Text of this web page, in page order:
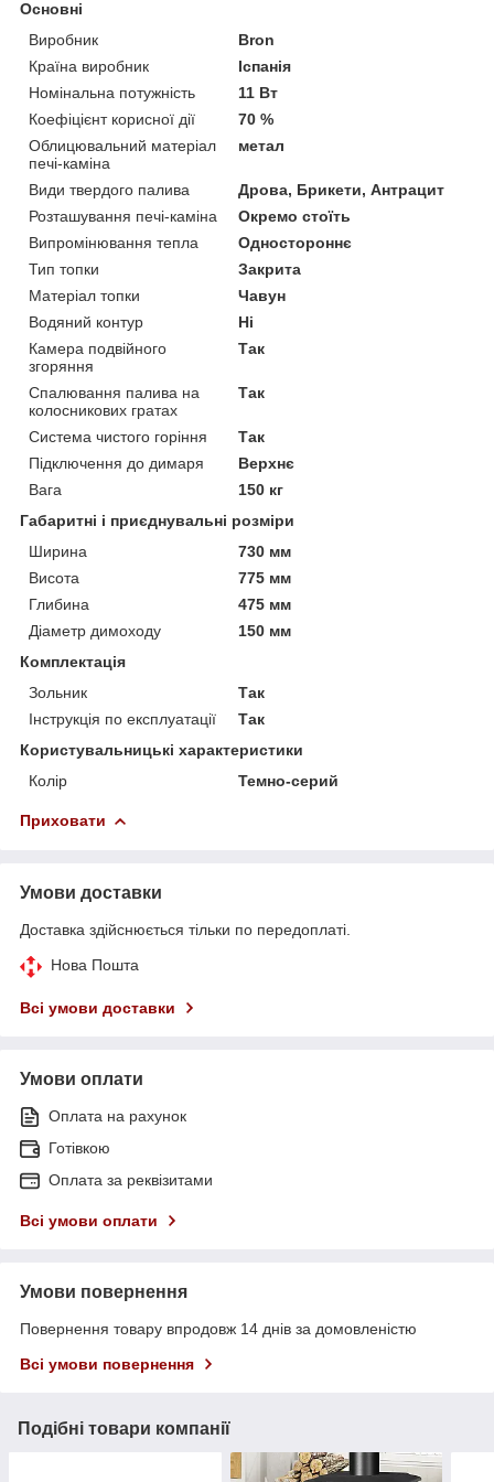
Основні
Виробник
Bron
Країна виробник
Іспанія
Номінальна потужність
11 Вт
Коефіцієнт корисної дії
70 %
Облицювальний матеріал
печі-каміна
метал
Види твердого палива
Дрова, Брикети, Антрацит
Розташування печі-каміна
Окремо стоїть
Випромінювання тепла
Одностороннє
Тип топки
Закрита
Матеріал топки
Чавун
Водяний контур
Ні
Камера подвійного
згоряння
Так
Спалювання палива на
колосникових гратах
Так
Система чистого горіння
Так
Підключення до димаря
Верхнє
Вага
150 кг
Габаритні і приєднувальні розміри
Ширина
730 мм
Висота
775 мм
Глибина
475 мм
Діаметр димоходу
150 мм
Комплектація
Зольник
Так
Інструкція по експлуатації
Так
Користувальницькі характеристики
Колір
Темно-серий
Приховати
Умови доставки
Доставка здійснюється тільки по передоплаті.
Нова Пошта
Всі умови доставки
Умови оплати
Оплата на рахунок
Готівкою
Оплата за реквізитами
Всі умови оплати
Умови повернення
Повернення товару впродовж 14 днів за домовленістю
Всі умови повернення
Подібні товари компанії